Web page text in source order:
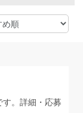
す。詳細・応募